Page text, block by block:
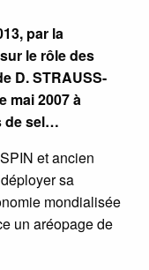
par la
le rôle des
D. STRAUSS-
mai 2007 à
de sel…
et ancien
sa
mondialisée
un aréopage de